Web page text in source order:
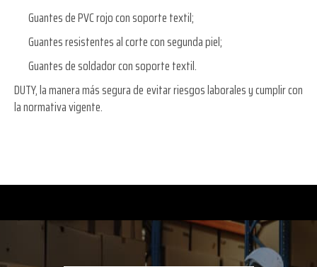
Guantes de PVC rojo con soporte textil;
Guantes resistentes al corte con segunda piel;
Guantes de soldador con soporte textil.
DUTY, la manera más segura de evitar riesgos laborales y cumplir con
la normativa vigente.